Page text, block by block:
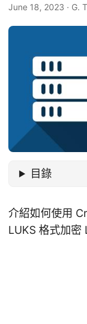
June 18, 2023 · G.
目錄
介紹如何使用
LUKS 格式加密